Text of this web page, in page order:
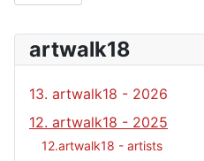
artwalk18
13. artwalk18 - 2026
12. artwalk18 - 2025
12.artwalk18 - artists